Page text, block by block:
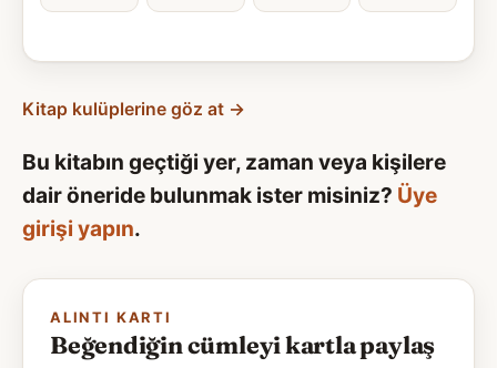
Kitap kulüplerine göz at →
Bu kitabın geçtiği yer, zaman veya kişilere
dair öneride bulunmak ister misiniz? Üye
girişi yapın.
ALINTI KARTI
Beğendiğin cümleyi kartla paylaş